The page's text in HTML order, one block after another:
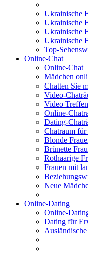
Ukrainische
Ukrainische
Ukrainische
Ukrainische
Top-
Online-Chat
Online-Chat
Mädchen
Chatten Sie
Video-
Video Treffen
Online-
Dating-
Chatraum für
Blonde
Brünette Frau
Rothaarige
Frauen mit
Neue
Online-Dating
Online-
Dating für